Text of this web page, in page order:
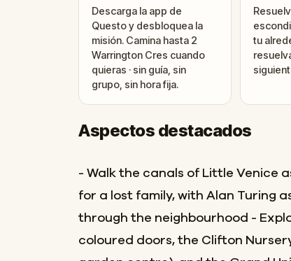
Descarga la app de
Questo y desbloquea la
misión. Camina hasta 2
Warrington Cres cuando
quieras · sin guía, sin
grupo, sin hora fija.
tu
Aspectos destacados
- Walk the canals of Little Venice
for a lost family, with Alan Turing
through the neighbourhood -
coloured doors, the Clifton